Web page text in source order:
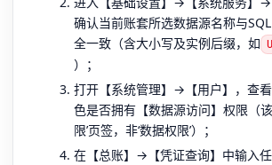
确认当前账套所选数据源名称与
全一致（含大小写及实例后缀，如
）；
打开【系统管理】→【用户】，查
色是否拥有【数据源访问】权限（
限’页签，非‘数据权限’）；
在【总账】→【凭证查询】中输入任